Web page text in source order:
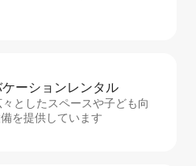
ー⁠シ⁠ョ⁠ンレ⁠ン⁠タ⁠ル
としたスペースや子ども向
を提供しています